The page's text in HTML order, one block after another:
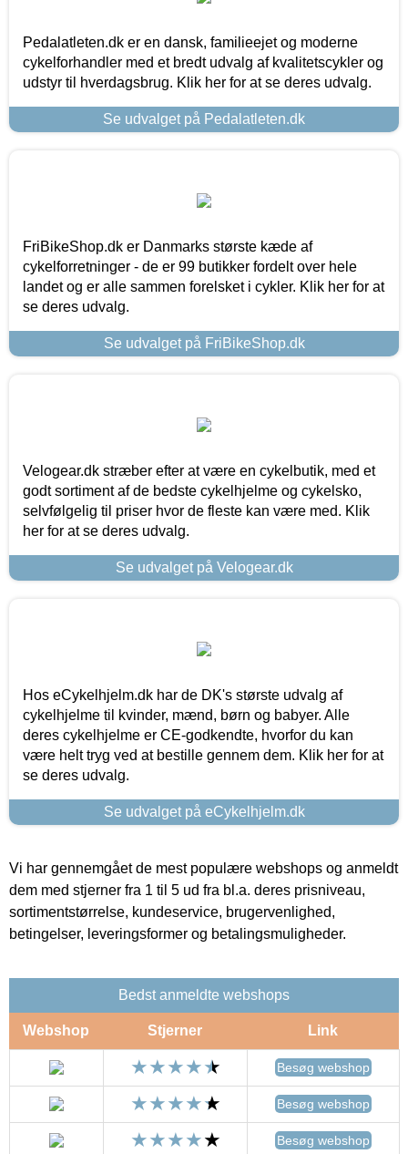
Pedalatleten.dk er en dansk, familieejet og moderne
cykelforhandler med et bredt udvalg af kvalitetscykler og
udstyr til hverdagsbrug. Klik her for at se deres udvalg.
Se udvalget på Pedalatleten.dk
FriBikeShop.dk er Danmarks største kæde af
cykelforretninger - de er 99 butikker fordelt over hele
landet og er alle sammen forelsket i cykler. Klik her for at
se deres udvalg.
Se udvalget på FriBikeShop.dk
Velogear.dk stræber efter at være en cykelbutik, med et
godt sortiment af de bedste cykelhjelme og cykelsko,
selvfølgelig til priser hvor de fleste kan være med. Klik
her for at se deres udvalg.
Se udvalget på Velogear.dk
Hos eCykelhjelm.dk har de DK's største udvalg af
cykelhjelme til kvinder, mænd, børn og babyer. Alle
deres cykelhjelme er CE-godkendte, hvorfor du kan
være helt tryg ved at bestille gennem dem. Klik her for at
se deres udvalg.
Se udvalget på eCykelhjelm.dk
Vi har gennemgået de mest populære webshops og anmeldt
dem med stjerner fra 1 til 5 ud fra bl.a. deres prisniveau,
sortimentstørrelse, kundeservice, brugervenlighed,
betingelser, leveringsformer og betalingsmuligheder.
Bedst anmeldte webshops
Webshop Stjerner Link
Besøg webshop
Besøg webshop
Besøg webshop